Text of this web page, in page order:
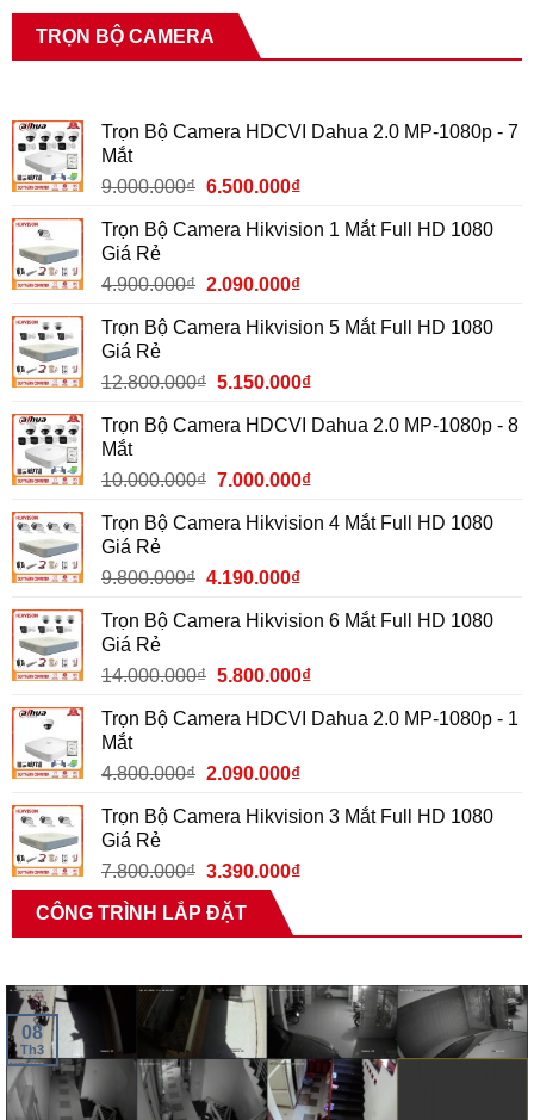
TRỌN BỘ CAMERA
Trọn Bộ Camera HDCVI Dahua 2.0 MP-1080p - 7
Mắt
9.000.000₫ 6.500.000₫
Trọn Bộ Camera Hikvision 1 Mắt Full HD 1080
Giá Rẻ
4.900.000₫ 2.090.000₫
Trọn Bộ Camera Hikvision 5 Mắt Full HD 1080
Giá Rẻ
12.800.000₫ 5.150.000₫
Trọn Bộ Camera HDCVI Dahua 2.0 MP-1080p - 8
Mắt
10.000.000₫ 7.000.000₫
Trọn Bộ Camera Hikvision 4 Mắt Full HD 1080
Giá Rẻ
9.800.000₫ 4.190.000₫
Trọn Bộ Camera Hikvision 6 Mắt Full HD 1080
Giá Rẻ
14.000.000₫ 5.800.000₫
Trọn Bộ Camera HDCVI Dahua 2.0 MP-1080p - 1
Mắt
4.800.000₫ 2.090.000₫
Trọn Bộ Camera Hikvision 3 Mắt Full HD 1080
Giá Rẻ
7.800.000₫ 3.390.000₫
CÔNG TRÌNH LẮP ĐẶT
08
Th3